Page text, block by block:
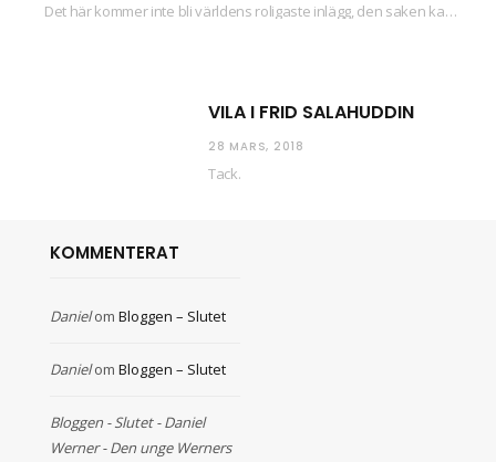
Det här kommer inte bli världens roligaste inlägg, den saken kan ni räkna med. Det…
VILA I FRID SALAHUDDIN
28 MARS, 2018
Tack.
KOMMENTERAT
Danielom Bloggen – Slutet
Danielom Bloggen – Slutet
Bloggen - Slutet - Daniel
Werner - Den unge Werners